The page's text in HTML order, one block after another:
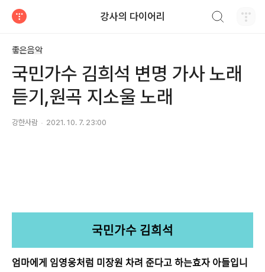
강사의 다이어리
좋은음악
국민가수 김희석 변명 가사 노래
듣기,원곡 지소울 노래
강한사람 2021. 10. 7. 23:00
국민가수 김희석
엄마에게 임영웅처럼 미장원 차려 준다고 하는효자 아들입니